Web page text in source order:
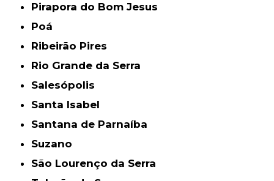
Pirapora do Bom Jesus
Poá
Ribeirão Pires
Rio Grande da Serra
Salesópolis
Santa Isabel
Santana de Parnaíba
Suzano
São Lourenço da Serra